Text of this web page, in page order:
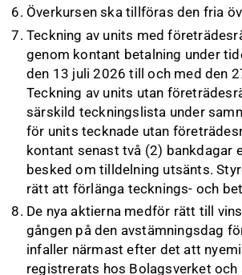
Överkursen ska tillföras den fria
Teckning av units med
genom kontant betalning under
den 13 juli 2026 till och med den
Teckning av units utan
särskild teckningslista under
för units tecknade utan
kontant senast två (2) bankdagar
besked om tilldelning utsänts.
rätt att förlänga tecknings- och
De nya aktierna medför rätt till
gången på den avstämningsdag
infaller närmast efter det att
registrerats hos Bolagsverket